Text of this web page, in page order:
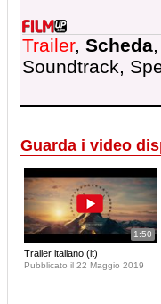
Trailer, Scheda,
Soundtrack,
Guarda i video
1:50
Trailer italiano (it)
Pubblicato il 22 Maggio 2019